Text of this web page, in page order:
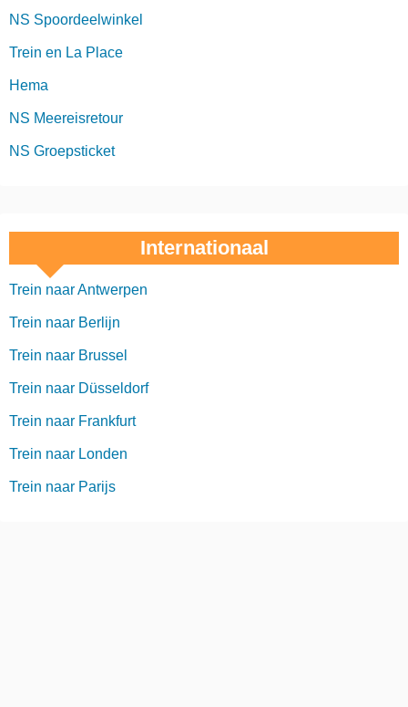
NS Spoordeelwinkel
Trein en La Place
Hema
NS Meereisretour
NS Groepsticket
Internationaal
Trein naar Antwerpen
Trein naar Berlijn
Trein naar Brussel
Trein naar Düsseldorf
Trein naar Frankfurt
Trein naar Londen
Trein naar Parijs